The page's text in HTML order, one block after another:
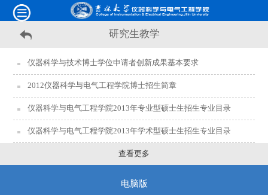
研究生教学
仪器科学与技术博士学位申请者创新成果基本要求
2012仪器科学与电气工程学院博士招生简章
仪器科学与电气工程学院2013年专业型硕士生招生专业目录
仪器科学与电气工程学院2013年学术型硕士生招生专业目录
查看更多
电脑版